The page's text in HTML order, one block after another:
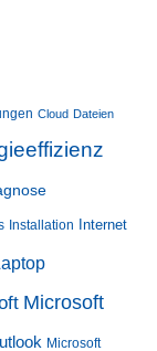
Cloud Dateien
Installation Internet
Microsoft
Microsoft